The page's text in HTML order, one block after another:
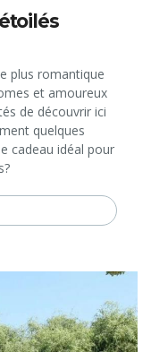
plus romantique
et amoureux
de découvrir ici
quelques
cadeau idéal pour